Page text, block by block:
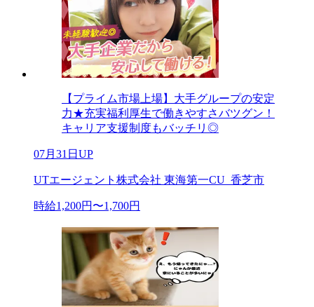
【プライム市場上場】大手グループの安定
力★充実福利厚生で働きやすさバツグン！
キャリア支援制度もバッチリ◎
07月31日UP
UTエージェント株式会社 東海第一CU_香芝市
時給1,200円〜1,700円